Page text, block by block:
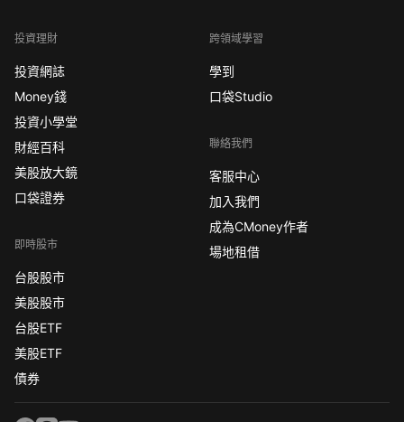
投資理財
投資網誌
Money錢
投資小學堂
財經百科
美股放大鏡
口袋證券
即時股市
台股股市
美股股市
台股ETF
美股ETF
債券
跨領域學習
學到
口袋Studio
聯絡我們
客服中心
加入我們
成為CMoney作者
場地租借